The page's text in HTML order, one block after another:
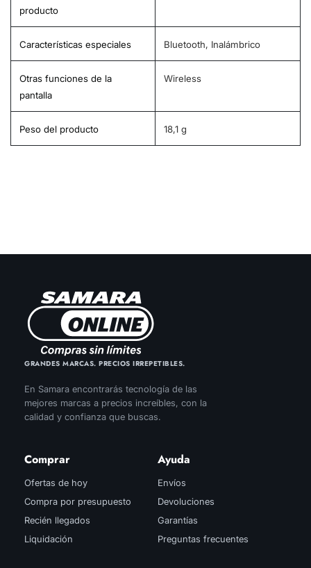
producto
Características especiales ‎Bluetooth, Inalámbrico
Otras funciones de la
pantalla
‎Wireless
Peso del producto ‎18,1 g
GRANDES MARCAS. PRECIOS IRREPETIBLES.
En Samara encontrarás tecnología de las
mejores marcas a precios increíbles, con la
calidad y confianza que buscas.
Comprar
Ofertas de hoy
Compra por presupuesto
Recién llegados
Liquidación
Ayuda
Envíos
Devoluciones
Garantías
Preguntas frecuentes